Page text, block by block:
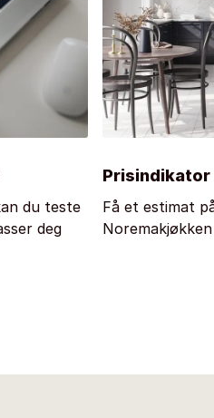
du teste
deg
Prisindikator
Få et estimat